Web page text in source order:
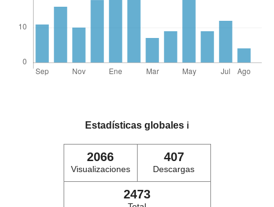
Estadísticas globales ℹ️
2066
Visualizaciones
407
Descargas
2473